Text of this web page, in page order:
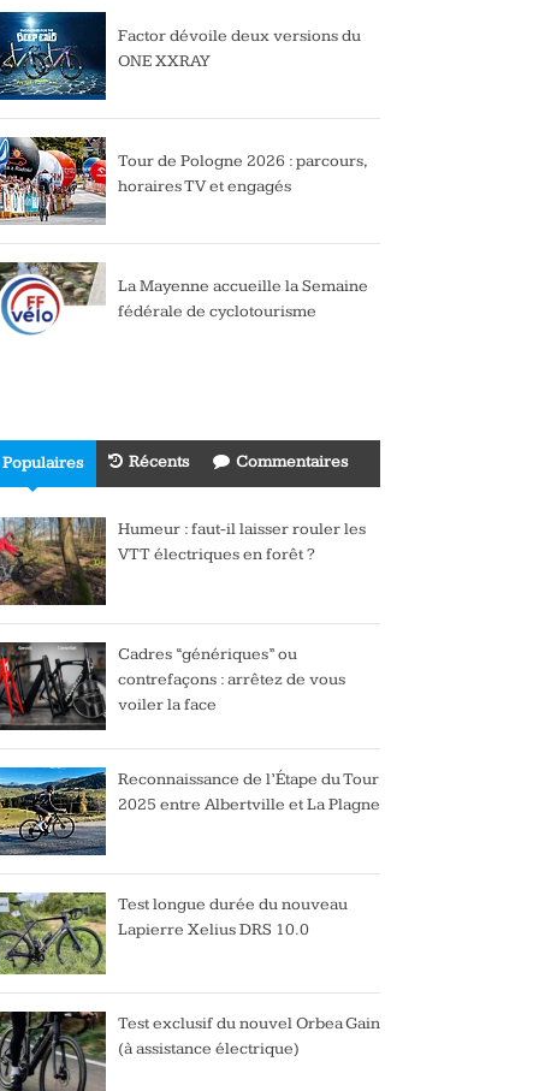
Factor dévoile deux versions du
ONE XXRAY
Tour de Pologne 2026 : parcours,
horaires TV et engagés
La Mayenne accueille la Semaine
fédérale de cyclotourisme
Populaires Récents Commentaires
Humeur : faut-il laisser rouler les
VTT électriques en forêt ?
Cadres “génériques” ou
contrefaçons : arrêtez de vous
voiler la face
Reconnaissance de l’Étape du Tour
2025 entre Albertville et La Plagne
Test longue durée du nouveau
Lapierre Xelius DRS 10.0
Test exclusif du nouvel Orbea Gain
(à assistance électrique)